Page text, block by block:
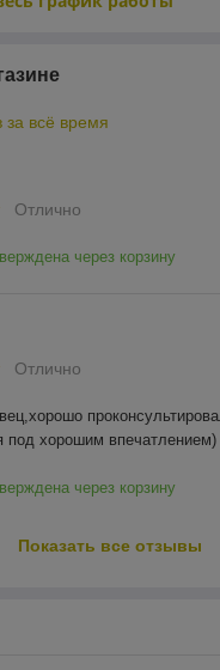
за всё время
Отлично
через корзину
Отлично
под хорошим впечатлением)
через корзину
Показать все отзывы